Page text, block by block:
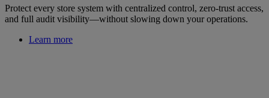
Protect every store system with centralized control, zero-trust access,
and full audit visibility—without slowing down your operations.
Learn more